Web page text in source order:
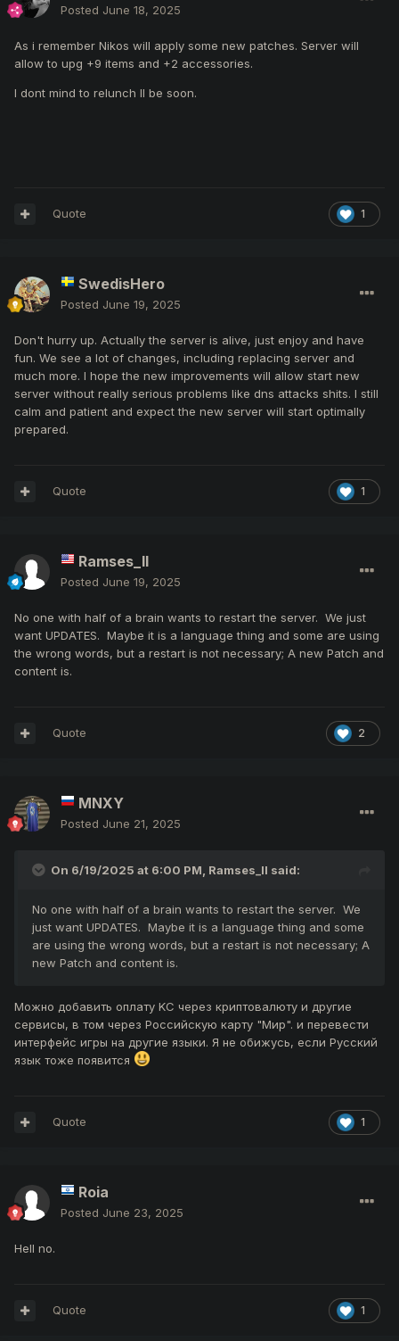
Posted June 18, 2025
As i remember Nikos will apply some new patches. Server will
allow to upg +9 items and +2 accessories.
I dont mind to relunch ll be soon.
1
Quote
SwedisHero
Posted June 19, 2025
Don't hurry up. Actually the server is alive, just enjoy and have
fun. We see a lot of changes, including replacing server and
much more. I hope the new improvements will allow start new
server without really serious problems like dns attacks shits. I still
calm and patient and expect the new server will start optimally
prepared.
1
Quote
Ramses_II
Posted June 19, 2025
No one with half of a brain wants to restart the server. We just
want UPDATES. Maybe it is a language thing and some are using
the wrong words, but a restart is not necessary; A new Patch and
content is.
2
Quote
MNXY
Posted June 21, 2025
On 6/19/2025 at 6:00 PM, Ramses_II said:
No one with half of a brain wants to restart the server. We
just want UPDATES. Maybe it is a language thing and some
are using the wrong words, but a restart is not necessary; A
new Patch and content is.
Можно добавить оплату KC через криптовалюту и другие
сервисы, в том через Российскую карту "Мир". и перевести
интерфейс игры на другие языки. Я не обижусь, если Русский
язык тоже появится
1
Quote
Roia
Posted June 23, 2025
Hell no.
1
Quote